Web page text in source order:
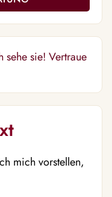
sehe sie! Vertraue
mich vorstellen,